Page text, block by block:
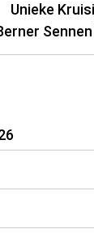
Unieke